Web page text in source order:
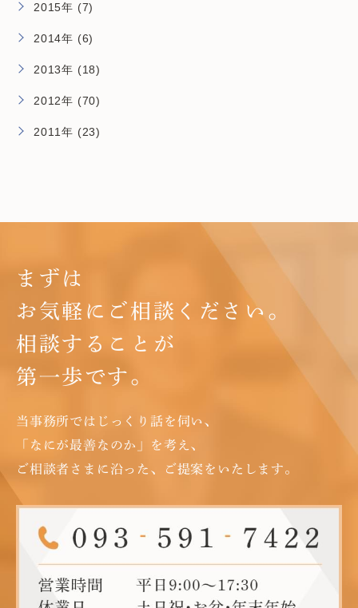
2015年 (7)
2014年 (6)
2013年 (18)
2012年 (70)
2011年 (23)
まずは
お気軽にご相談ください。
相談することが
第一歩です。
当事務所ではじっくり話を伺い、
「なにが最善なのか」を考え、
ご相談者さまに沿った、ご提案をいたします。